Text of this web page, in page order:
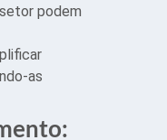
podem
as